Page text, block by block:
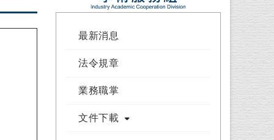
最新消息
法令規章
業務職掌
文件下載